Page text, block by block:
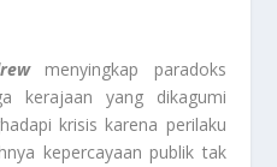
menyingkap paradoks
kerajaan yang dikagumi
krisis karena perilaku
kepercayaan publik tak